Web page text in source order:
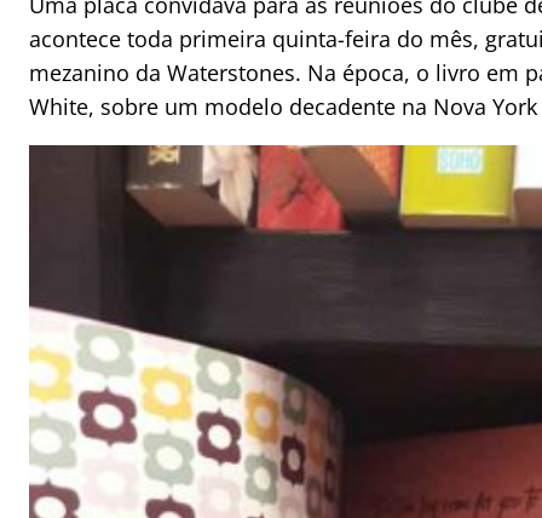
acontece toda primeira quinta-feira do mês,
mezanino da Waterstones. Na época, o livro em
White, sobre um modelo decadente na Nova